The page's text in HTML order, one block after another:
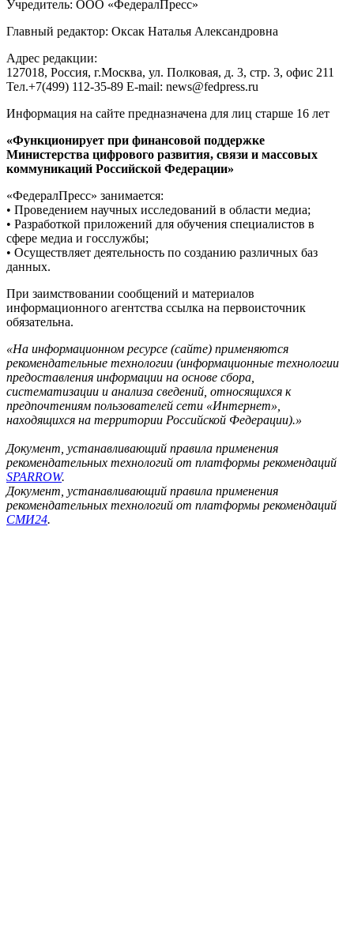
Учредитель: ООО «ФедералПресс»
Главный редактор: Оксак Наталья Александровна
Адрес редакции:
127018, Россия, г.Москва, ул. Полковая, д. 3, стр. 3, офис 211
Тел.+7(499) 112-35-89 E-mail: news@fedpress.ru
Информация на сайте предназначена для лиц старше 16 лет
«Функционирует при финансовой поддержке
Министерства цифрового развития, связи и массовых
коммуникаций Российской Федерации»
«ФедералПресс» занимается:
• Проведением научных исследований в области медиа;
• Разработкой приложений для обучения специалистов в
сфере медиа и госслужбы;
• Осуществляет деятельность по созданию различных баз
данных.
При заимствовании сообщений и материалов
информационного агентства ссылка на первоисточник
обязательна.
«На информационном ресурсе (сайте) применяются
рекомендательные технологии (информационные технологии
предоставления информации на основе сбора,
систематизации и анализа сведений, относящихся к
предпочтениям пользователей сети «Интернет»,
находящихся на территории Российской Федерации).»
Документ, устанавливающий правила применения
рекомендательных технологий от платформы рекомендаций
SPARROW.
Документ, устанавливающий правила применения
рекомендательных технологий от платформы рекомендаций
СМИ24.